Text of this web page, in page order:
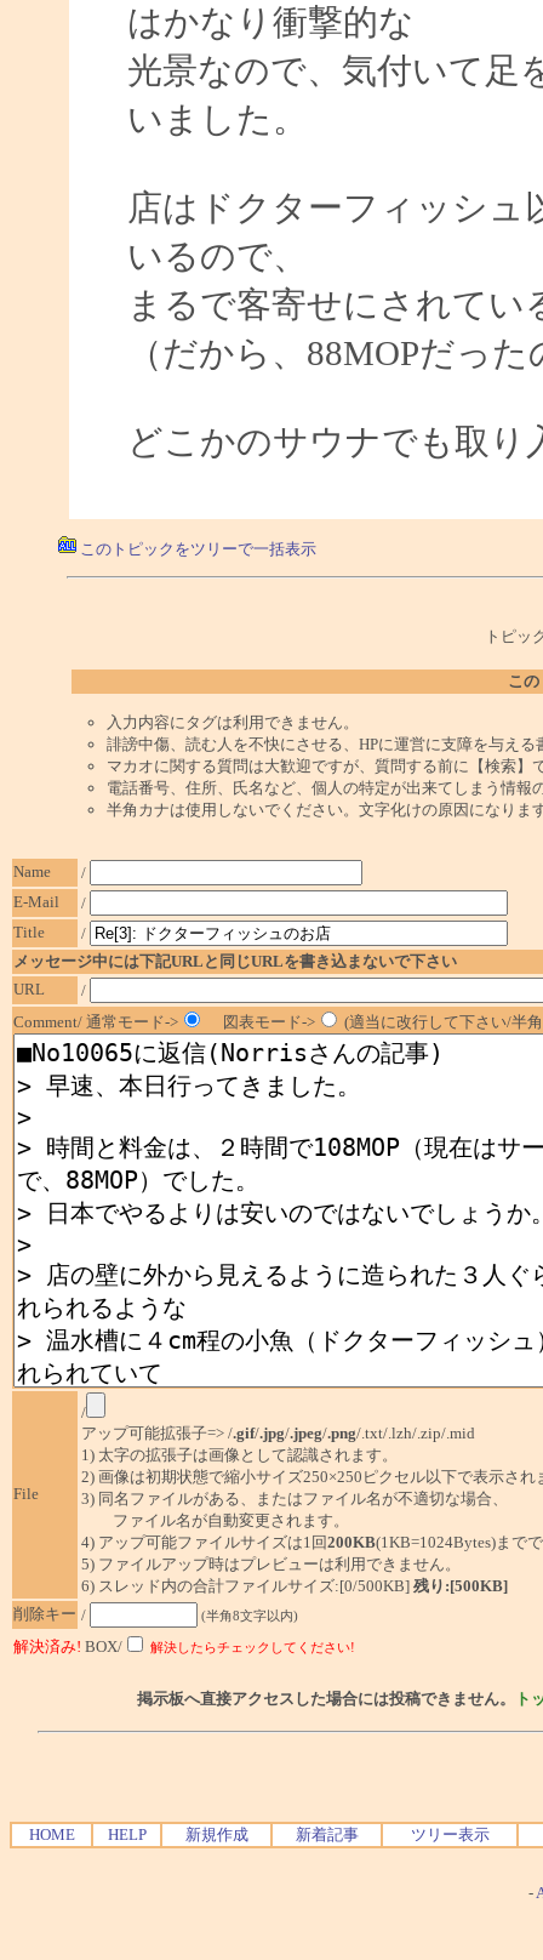
はかなり衝撃的な
光景なので、気付いて足
いました。
店はドクターフィッシ
いるので、
まるで客寄せにされて
（だから、88MOPだっ
どこかのサウナでも取
このトピックをツリーで一括表示
トピッ
こ
入力内容にタグは利用できません。
誹謗中傷、読む人を不快にさせる、HPに運営に支障を与え
マカオに関する質問は大歓迎ですが、質問する前に【検索】
電話番号、住所、氏名など、個人の特定が出来てしまう情報
半角カナは使用しないでください。文字化けの原因になりま
Name
/
E-Mail
/
Title
/
メッセージ中には下記URLと同じURLを書き込まないで下さい
URL
/
Comment/ 通常モード->
図表モード-> (適当に改行して下さい/半
File
/
アップ可能拡張子=> /.gif/.jpg/.jpeg/.png/.txt/.lzh/.zip/.mid
1) 太字の拡張子は画像として認識されます。
2) 画像は初期状態で縮小サイズ250×250ピクセル以下で表示され
3) 同名ファイルがある、またはファイル名が不適切な場合、
ファイル名が自動変更されます。
4) アップ可能ファイルサイズは1回200KB(1KB=1024Bytes)まで
5) ファイルアップ時はプレビューは利用できません。
6) スレッド内の合計ファイルサイズ:[0/500KB] 残り:[500KB]
削除キー / (半角8文字以内)
解決済み! BOX/ 解決したらチェックしてください!
掲示板へ直接アクセスした場合には投稿できません。 ト
HOME HELP 新規作成 新着記事 ツリー表示
-